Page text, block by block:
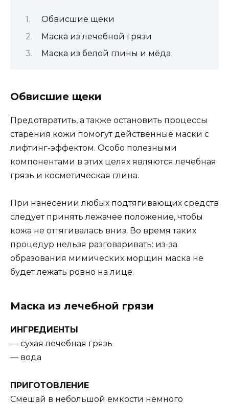
Обвисшие щеки
Маска из лечебной грязи
Маска из белой глины и мёда
Обвисшие щеки
Предотвратить, а также остановить процессы
старения кожи помогут действенные маски с
лифтинг-эффектом. Особо полезными
компонентами в этих целях являются лечебная
грязь и косметическая глина.
При нанесении любых подтягивающих средств
следует принять лежачее положение, чтобы
кожа не оттягивалась вниз. Во время таких
процедур нельзя разговаривать: из-за
образования мимических морщин маска не
будет лежать ровно на лице.
Маска из лечебной грязи
ИНГРЕДИЕНТЫ
— сухая лечебная грязь
— вода
ПРИГОТОВЛЕНИЕ
Смешай в небольшой емкости немного